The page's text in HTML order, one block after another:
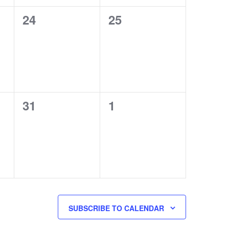
0
24
0
25
0
31
0
1
SUBSCRIBE TO CALENDAR